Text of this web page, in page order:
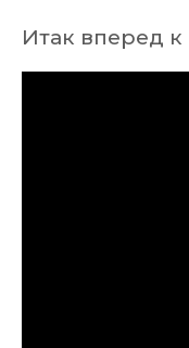
Итак вперед